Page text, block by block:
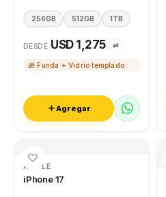
256GB 512GB 1TB
DESDE USD 1,275 ⇄
🎁 Funda + Vidrio templado
Agregar
APPLE
iPhone 17